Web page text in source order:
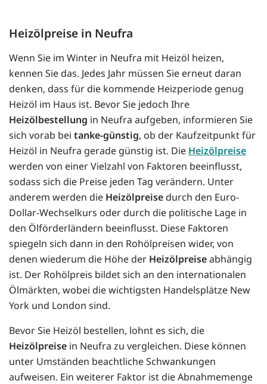
Heizölpreise in Neufra
Wenn Sie im Winter in Neufra mit Heizöl heizen,
kennen Sie das. Jedes Jahr müssen Sie erneut daran
denken, dass für die kommende Heizperiode genug
Heizöl im Haus ist. Bevor Sie jedoch Ihre
Heizölbestellung in Neufra aufgeben, informieren Sie
sich vorab bei tanke-günstig, ob der Kaufzeitpunkt für
Heizöl in Neufra gerade günstig ist. Die Heizölpreise
werden von einer Vielzahl von Faktoren beeinflusst,
sodass sich die Preise jeden Tag verändern. Unter
anderem werden die Heizölpreise durch den Euro-
Dollar-Wechselkurs oder durch die politische Lage in
den Ölförderländern beeinflusst. Diese Faktoren
spiegeln sich dann in den Rohölpreisen wider, von
denen wiederum die Höhe der Heizölpreiseabhängig
ist. Der Rohölpreis bildet sich an den internationalen
Ölmärkten, wobei die wichtigsten Handelsplätze New
York und London sind.
Bevor Sie Heizöl bestellen, lohnt es sich, die
Heizölpreise in Neufra zu vergleichen. Diese können
unter Umständen beachtliche Schwankungen
aufweisen. Ein weiterer Faktor ist die Abnahmemenge